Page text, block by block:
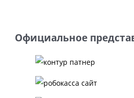
Официальное